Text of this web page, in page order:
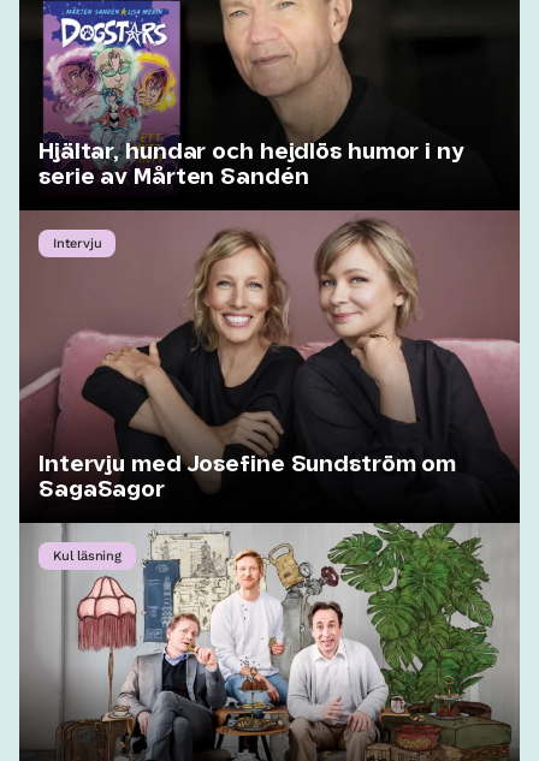
Hjältar, hundar och hejdlös humor i ny
serie av Mårten Sandén
Intervju
Intervju med Josefine Sundström om
SagaSagor
Kul läsning